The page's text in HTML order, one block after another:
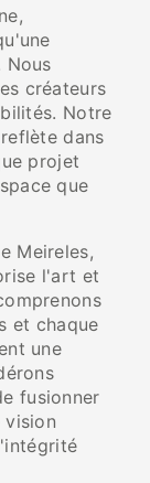
Nous
créateurs
Notre
dans
projet
que
Meireles,
l'art et
et chaque
une
fusionner
vision